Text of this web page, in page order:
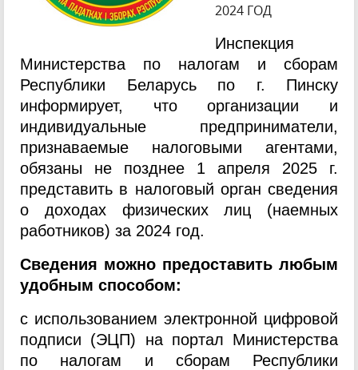
2024 ГОД
Инспекция
Министерства по налогам и сборам
Республики Беларусь по г. Пинску
информирует, что организации и
индивидуальные предприниматели,
признаваемые налоговыми агентами,
обязаны не позднее 1 апреля 2025 г.
представить в налоговый орган сведения
о доходах физических лиц (наемных
работников) за 2024 год.
Сведения можно предоставить любым
удобным способом:
с использованием электронной цифровой
подписи (ЭЦП) на портал Министерства
по налогам и сборам Республики